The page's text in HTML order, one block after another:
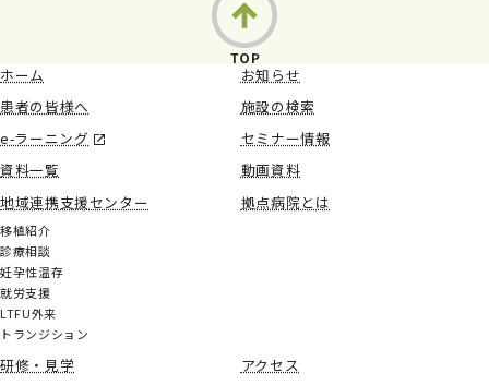
ホーム
お知らせ
患者の皆様へ
施設の検索
e-ラーニング
セミナー情報
資料一覧
動画資料
地域連携支援センター
移植紹介
診療相談
妊孕性温存
就労支援
LTFU外来
トランジション
拠点病院とは
研修・見学
アクセス